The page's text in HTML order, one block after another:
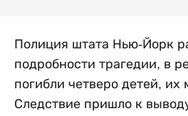
Полиция штата Нью-Йорк
подробности трагедии, в
погибли четверо детей, их
Следствие пришло к